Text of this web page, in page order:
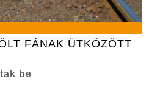
FÁNAK ÜTKÖZÖTT
be